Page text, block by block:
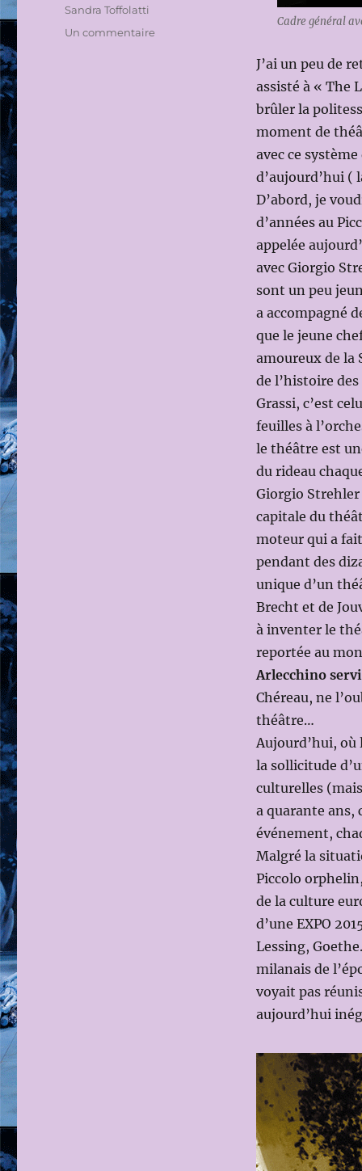
Cadre général
J’ai un peu de
assisté à « The
brûler la
moment de
avec ce
d’aujourd’hui (
D’abord, je
d’années au
appelée
avec Giorgio
sont un peu
a accompagné
que le jeune
amoureux de la
de l’histoire
Grassi, c’est
feuilles à
le théâtre est
du rideau
Giorgio Strehler
capitale du
moteur qui a
pendant des
unique d’un
Brecht et de
à inventer le
reportée au
Arlecchino
Chéreau, ne
théâtre…
Aujourd’hui,
la sollicitude
culturelles
a quarante ans,
événement,
Malgré la
Piccolo
de la culture
d’une EXPO
Lessing,
milanais de
voyait pas
aujourd’hui
Sandra Toffolatti
Un commentairesur